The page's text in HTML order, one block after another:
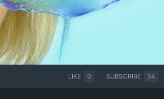
LIKE 0 SUBSCRIBE 34